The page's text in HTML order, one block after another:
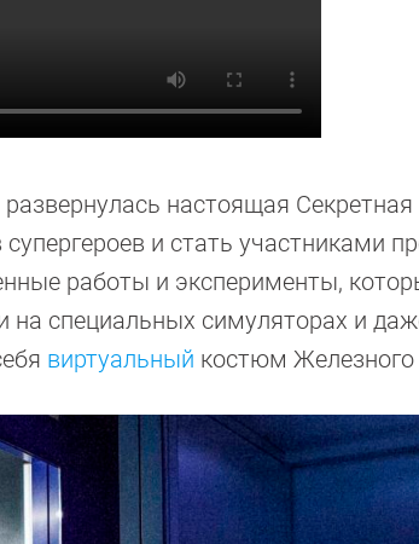
настоящая Секретная
и стать участниками
работы и эксперименты,
на специальных симуляторах и
виртуальный костюм Железного